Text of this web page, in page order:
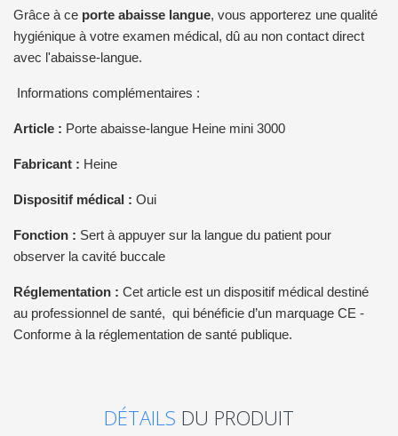
Grâce à ce porte abaisse langue, vous apporterez une qualité
hygiénique à votre examen médical, dû au non contact direct
avec l'abaisse-langue.
Informations complémentaires :
Article : Porte abaisse-langue Heine mini 3000
Fabricant : Heine
Dispositif médical : Oui
Fonction : Sert à appuyer sur la langue du patient pour
observer la cavité buccale
Réglementation : Cet article est un dispositif médical destiné
au professionnel de santé, qui bénéficie d’un marquage CE -
Conforme à la réglementation de santé publique.
DÉTAILS DU PRODUIT